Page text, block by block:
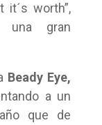
it´s worth”,
una gran
Beady Eye,
a un
que de